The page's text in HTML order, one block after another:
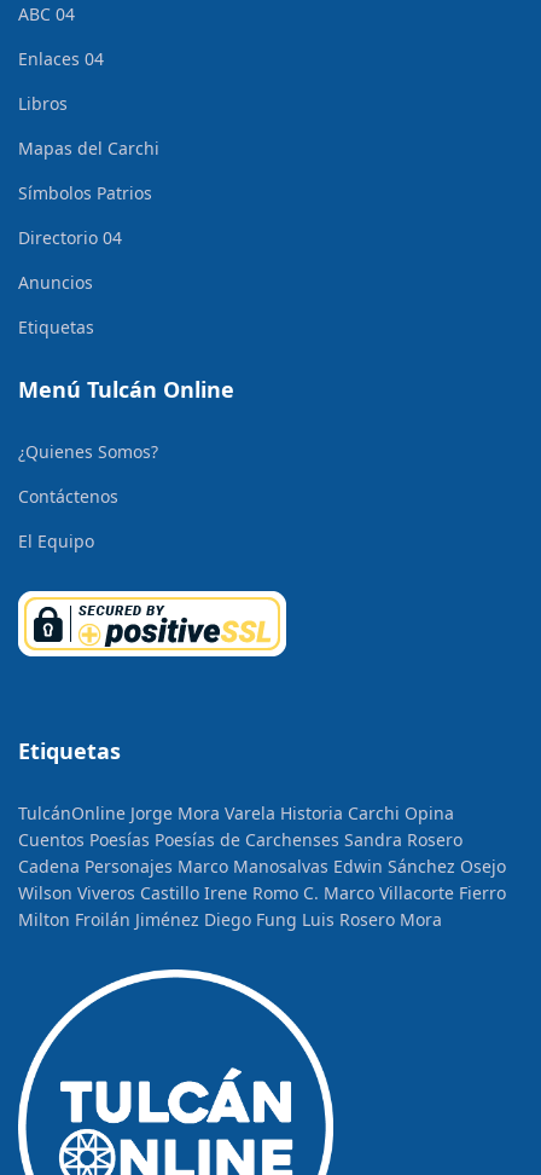
ABC 04
Enlaces 04
Libros
Mapas del Carchi
Símbolos Patrios
Directorio 04
Anuncios
Etiquetas
Menú Tulcán Online
¿Quienes Somos?
Contáctenos
El Equipo
Etiquetas
TulcánOnline Jorge Mora Varela Historia Carchi Opina
Cuentos Poesías Poesías de Carchenses Sandra Rosero
Cadena Personajes Marco Manosalvas Edwin Sánchez Osejo
Wilson Viveros Castillo Irene Romo C. Marco Villacorte Fierro
Milton Froilán Jiménez Diego Fung Luis Rosero Mora